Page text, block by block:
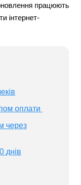
працюють
інтернет-
оплати
через
днів